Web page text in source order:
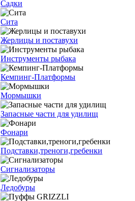
Садки
Сита
Жерлицы и поставухи
Инструменты рыбака
Кемпинг-Платформы
Мормышки
Запасные части для удилищ
Фонари
Подставки,треноги,гребенки
Сигнализаторы
Ледобуры